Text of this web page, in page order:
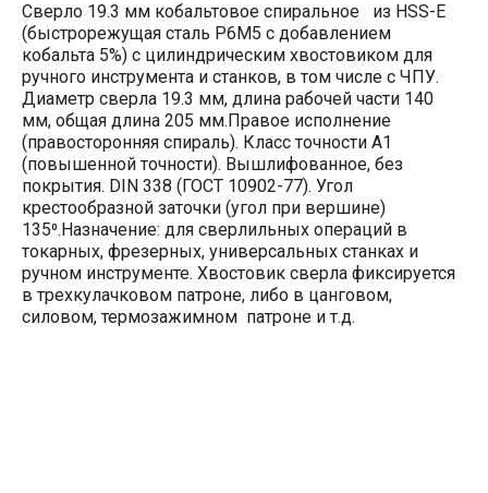
Сверло 19.3 мм кобальтовое спиральное из HSS-E
(быстрорежущая сталь Р6М5 с добавлением
кобальта 5%) с цилиндрическим хвостовиком для
ручного инструмента и станков, в том числе с ЧПУ.
Диаметр сверла 19.3 мм, длина рабочей части 140
мм, общая длина 205 мм.Правое исполнение
(правосторонняя спираль). Класс точности А1
(повышенной точности). Вышлифованное, без
покрытия. DIN 338 (ГОСТ 10902-77). Угол
крестообразной заточки (угол при вершине)
135⁰.Назначение: для сверлильных операций в
токарных, фрезерных, универсальных станках и
ручном инструменте. Хвостовик сверла фиксируется
в трехкулачковом патроне, либо в цанговом,
силовом, термозажимном патроне и т.д.